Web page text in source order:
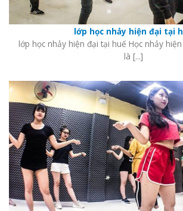
lớp học nhảy hiện đại tại
lớp học nhảy hiện đại tại huế Học nhảy
là [...]